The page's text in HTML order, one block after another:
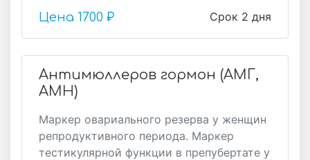
Срок 2 дня
Цена 1700 ₽
Антимюллеров гормон (АМГ,
AMH)
Маркер овариального резерва у женщин
репродуктивного периода. Маркер
тестикулярной функции в препубертате у